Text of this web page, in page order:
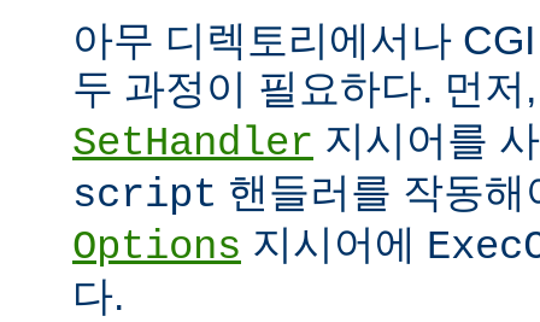
아무 디렉토리에서나
두 과정이 필요하다. 먼
SetHandler 지시어를
script 핸들러를 작동
Options 지시어에
다.